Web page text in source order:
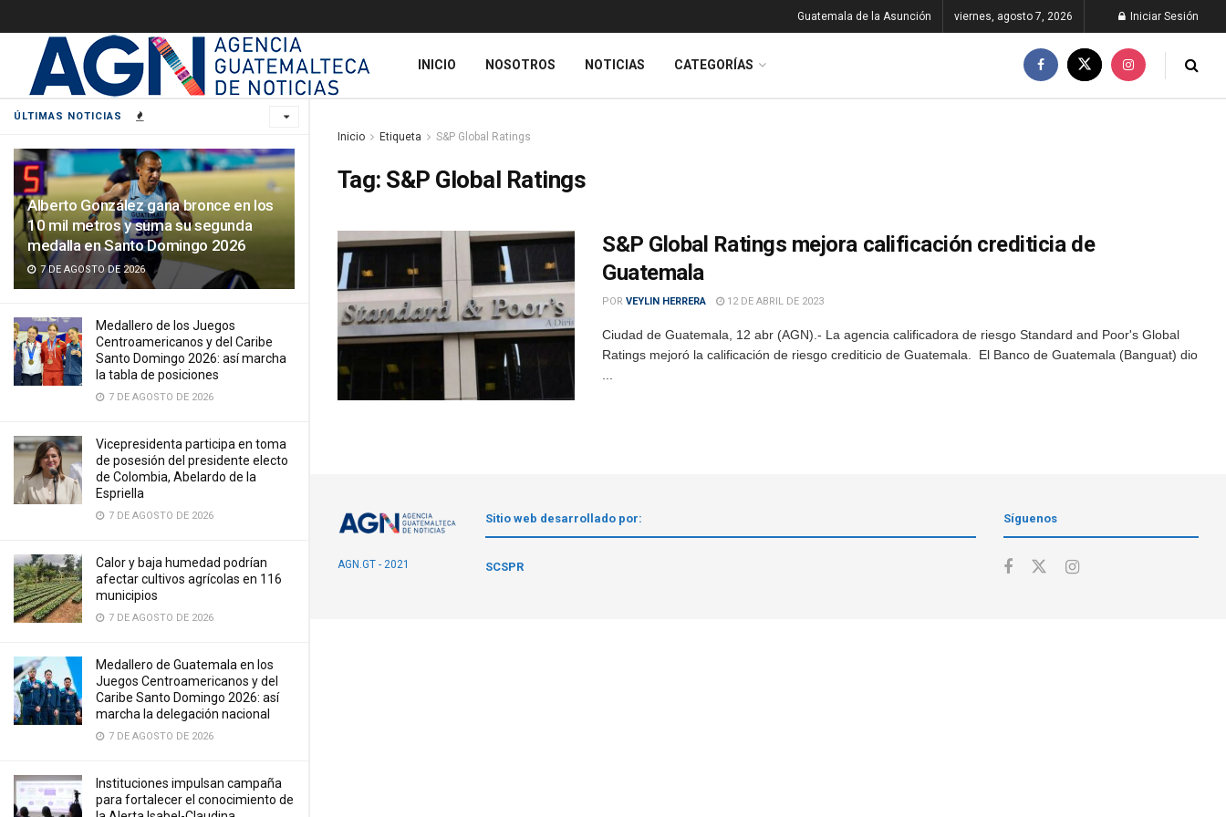
ÚLTIMAS NOTICIAS
Alberto González gana bronce en los
10 mil metros y suma su segunda
medalla en Santo Domingo 2026
7 DE AGOSTO DE 2026
Medallero de los Juegos
Centroamericanos y del Caribe
Santo Domingo 2026: así marcha
la tabla de posiciones
7 DE AGOSTO DE 2026
Vicepresidenta participa en toma
de posesión del presidente electo
de Colombia, Abelardo de la
Espriella
7 DE AGOSTO DE 2026
Calor y baja humedad podrían
afectar cultivos agrícolas en 116
municipios
7 DE AGOSTO DE 2026
Medallero de Guatemala en los
Juegos Centroamericanos y del
Caribe Santo Domingo 2026: así
marcha la delegación nacional
7 DE AGOSTO DE 2026
Instituciones impulsan campaña
para fortalecer el conocimiento de
Guatemala de la Asunción viernes, agosto 7, 2026 Iniciar Sesión
INICIO NOSOTROS NOTICIAS CATEGORÍAS
Inicio Etiqueta S&P Global Ratings
Tag: S&P Global Ratings
S&P Global Ratings mejora calificación crediticia de
Guatemala
POR VEYLIN HERRERA 12 DE ABRIL DE 2023
Ciudad de Guatemala, 12 abr (AGN).- La agencia calificadora de riesgo Standard and Poor's Global
Ratings mejoró la calificación de riesgo crediticio de Guatemala. El Banco de Guatemala (Banguat) dio
AGN.GT - 2021
Sitio web desarrollado por:
SCSPR
Síguenos